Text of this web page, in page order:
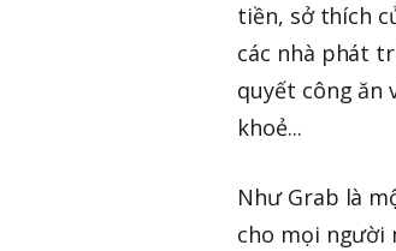
tiền, sở thích
các nhà phát
quyết công ăn
khoẻ...
Như Grab là
cho mọi người